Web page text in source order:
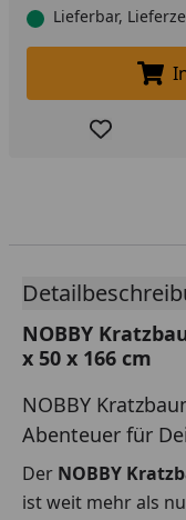
Lieferbar,
Produkt
NOBBY
x 50 x 166 cm
NOBBY
Abenteuer für
Der NOBBY
ist weit mehr als